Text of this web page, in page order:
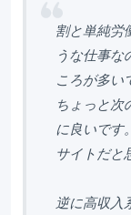
割と単純労
うな仕事な
ころが多い
ちょっと次
に良いです
サイトだと
逆に高収入